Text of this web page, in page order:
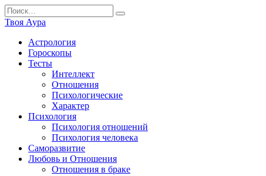
Перейти
к
содержанию
Search
for:
Твоя Аура
Астрология
Гороскопы
Тесты
Интеллект
Отношения
Психологические
Характер
Психология
Психология отношений
Психология человека
Саморазвитие
Любовь и Отношения
Отношения в браке